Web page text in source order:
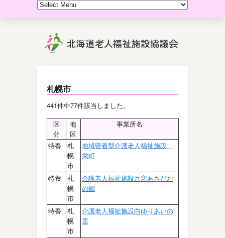
札幌市
441件中77件該当しました。
区
分
地
区
事業所名
特養
札
幌
市
地域密着型介護老人福祉施設
栄町
特養
札
幌
市
介護老人福祉施設月寒あさがお
の郷
特養
札
幌
市
介護老人福祉施設白ゆりあいの
里